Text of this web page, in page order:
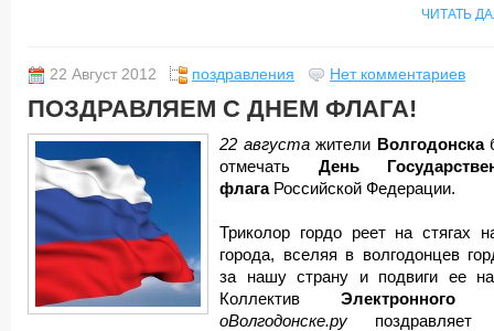
ЧИТАТЬ
22 Август 2012 поздравления Нет комментариев
ПОЗДРАВЛЯЕМ С ДНЕМ ФЛАГА!
22 августажители Волгодонска
отмечать День
флагаРоссийской Федерации.
Триколор гордо реет на стягах
города, вселяя в волгодонцев
за нашу страну и подвиги ее
Коллектив
оВолгодонске.ру поздравляет